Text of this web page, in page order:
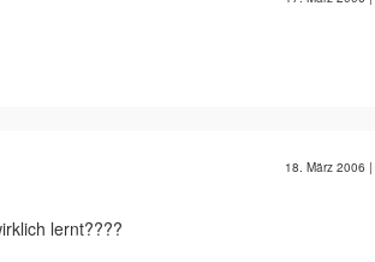
18. März 2006 |
lernt????